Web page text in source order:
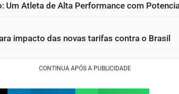
Um Atleta de Alta Performance com
impacto das novas tarifas contra o Brasil
CONTINUA APÓS A PUBLICIDADE